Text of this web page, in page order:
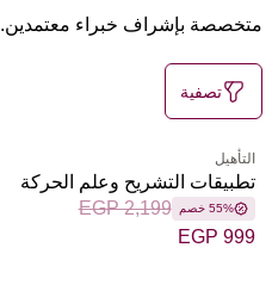
متخصصة بإشراف خبراء معتمدين.
تصفية
التأهيل
تطبيقات التشريح وعلم الحركة
55% خصم
EGP 2,199
EGP 999